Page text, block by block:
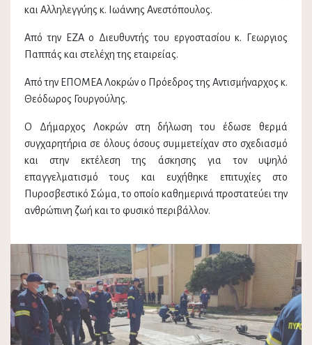
και Αλληλεγγύης κ. Ιωάννης Ανεστόπουλος.
Από την ΕΖΑ ο Διευθυντής του εργοστασίου κ. Γεωργιος
Παππάς και στελέχη της εταιρείας.
Από την ΕΠΟΜΕΑ Λοκρών ο Πρόεδρος της Αντισμήναρχος κ.
Θεόδωρος Γουργούλης.
Ο Δήμαρχος Λοκρών στη δήλωση του έδωσε θερμά
συγχαρητήρια σε όλους όσους συμμετείχαν στο σχεδιασμό
και στην εκτέλεση της άσκησης για τον υψηλό
επαγγελματισμό τους και ευχήθηκε επιτυχίες στο
Πυροσβεστικό Σώμα, το οποίο καθημερινά προστατεύει την
ανθρώπινη ζωή και το φυσικό περιβάλλον.